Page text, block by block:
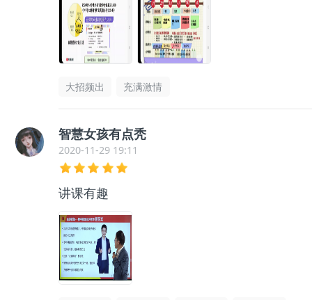
大招频出 充满激情
智慧女孩有点秃
2020-11-29 19:11
讲课有趣